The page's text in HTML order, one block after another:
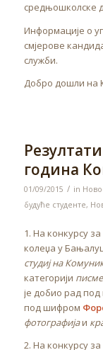
средњошколске
Информације о
смјерове
служби.
Добро дошли на
година
01/09/2015 / in
будуће студенте,
1. На конкурсу
колеџа у
студиј на
категорији
је добио рад
под шифром
фотографијаи
2. На конкурсу